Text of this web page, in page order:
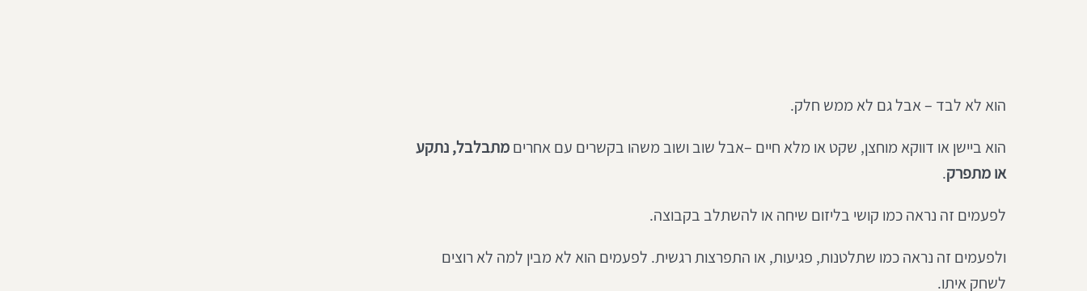
הוא לא לבד – אבל גם לא ממש חלק.
הוא ביישן או דווקא מוחצן, שקט או מלא חיים –אבל שוב ושוב משהו בקשרים עם אחרים מתבלבל, נתקע
או מתפרק.
לפעמים זה נראה כמו קושי בליזום שיחה או להשתלב בקבוצה.
ולפעמים זה נראה כמו שתלטנות, פגיעות, או התפרצות רגשית. לפעמים הוא לא מבין למה לא רוצים
לשחק איתו.